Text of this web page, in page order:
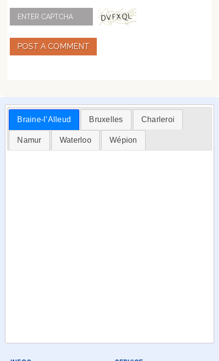
POST A COMMENT
Braine-l’Alleud Bruxelles Charleroi
Namur Waterloo Wépion